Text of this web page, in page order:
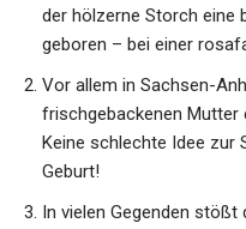
der hölzerne Storch eine
geboren – bei einer
Vor allem in Sachsen-
frischgebackenen Mutter
Keine schlechte Idee zur
Geburt!
In vielen Gegenden